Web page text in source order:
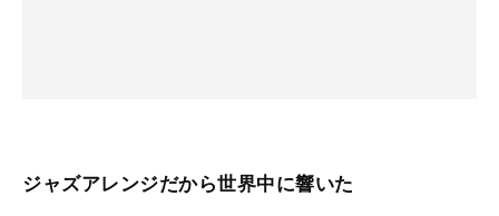
ジャズアレンジだから世界中に響いた